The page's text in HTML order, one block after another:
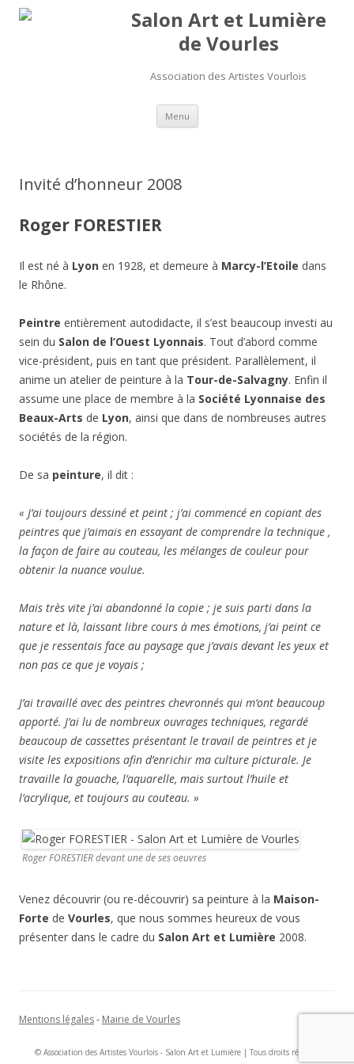
Salon Art et Lumière
de Vourles
Association des Artistes Vourlois
Menu Aller au contenu
Invité d’honneur 2008
Roger FORESTIER
Il est né à Lyon en 1928, et demeure à Marcy-l’Etoile dans
le Rhône.
Peintre entièrement autodidacte, il s’est beaucoup investi au
sein du Salon de l’Ouest Lyonnais. Tout d’abord comme
vice-président, puis en tant que président. Parallèlement, il
anime un atelier de peinture à la Tour-de-Salvagny. Enfin il
assume une place de membre à la Société Lyonnaise des
Beaux-Arts de Lyon, ainsi que dans de nombreuses autres
sociétés de la région.
De sa peinture, il dit :
« J’ai toujours dessiné et peint ; j’ai commencé en copiant des
peintres que j’aimais en essayant de comprendre la technique ,
la façon de faire au couteau, les mélanges de couleur pour
obtenir la nuance voulue.
Mais très vite j’ai abandonné la copie ; je suis parti dans la
nature et là, laissant libre cours à mes émotions, j’ai peint ce
que je ressentais face au paysage que j’avais devant les yeux et
non pas ce que je voyais ;
J’ai travaillé avec des peintres chevronnés qui m’ont beaucoup
apporté. J’ai lu de nombreux ouvrages techniques, regardé
beaucoup de cassettes présentant le travail de peintres et je
visite les expositions afin d’enrichir ma culture picturale. Je
travaille la gouache, l’aquarelle, mais surtout l’huile et
l’acrylique, et toujours au couteau. »
Roger FORESTIER devant une de ses oeuvres
Venez découvrir (ou re-découvrir) sa peinture à la Maison-
Forte de Vourles, que nous sommes heureux de vous
présenter dans le cadre du Salon Art et Lumière 2008.
Mentions légales- Mairie de Vourles
© Association des Artistes Vourlois - Salon Art et Lumière | Tous droits réservés